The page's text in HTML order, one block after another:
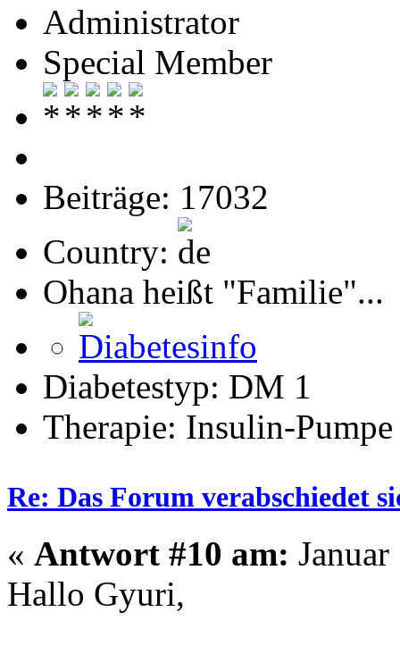
Administrator
Special Member
Beiträge: 17032
Country:
Ohana heißt "Familie"...
Diabetestyp: DM 1
Therapie: Insulin-Pumpe
Re: Das Forum verabschiedet
« Antwort #10 am:
Hallo Gyuri,